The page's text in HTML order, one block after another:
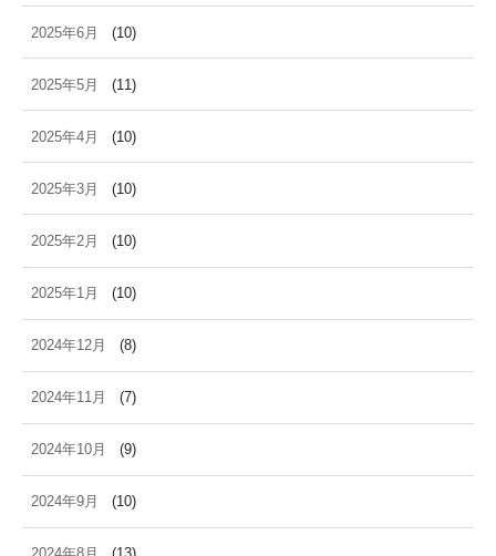
2025年6月 (10)
2025年5月 (11)
2025年4月 (10)
2025年3月 (10)
2025年2月 (10)
2025年1月 (10)
2024年12月 (8)
2024年11月 (7)
2024年10月 (9)
2024年9月 (10)